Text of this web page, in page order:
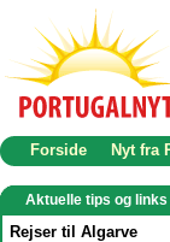
Forside Nyt fra
Aktuelle tips og links
Rejser til Algarve